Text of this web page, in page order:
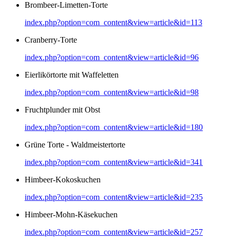
Brombeer-Limetten-Torte
index.php?option=com_content&view=article&id=113
Cranberry-Torte
index.php?option=com_content&view=article&id=96
Eierlikörtorte mit Waffeletten
index.php?option=com_content&view=article&id=98
Fruchtplunder mit Obst
index.php?option=com_content&view=article&id=180
Grüne Torte - Waldmeistertorte
index.php?option=com_content&view=article&id=341
Himbeer-Kokoskuchen
index.php?option=com_content&view=article&id=235
Himbeer-Mohn-Käsekuchen
index.php?option=com_content&view=article&id=257